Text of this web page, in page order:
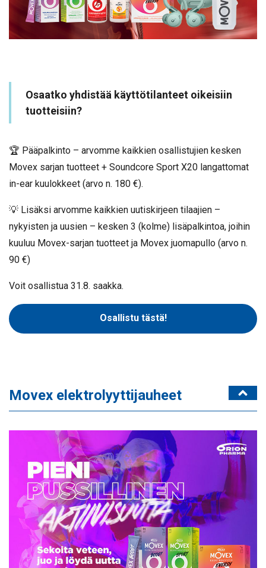
Osaatko yhdistää käyttötilanteet oikeisiin
tuotteisiin?
🏆 Pääpalkinto – arvomme kaikkien osallistujien kesken
Movex sarjan tuotteet + Soundcore Sport X20 langattomat
in-ear kuulokkeet (arvo n. 180 €).
💡 Lisäksi arvomme kaikkien uutiskirjeen tilaajien –
nykyisten ja uusien – kesken 3 (kolme) lisäpalkintoa, joihin
kuuluu Movex-sarjan tuotteet ja Movex juomapullo (arvo n.
90 €)
Voit osallistua 31.8. saakka.
Osallistu tästä!
Movex elektrolyyttijauheet